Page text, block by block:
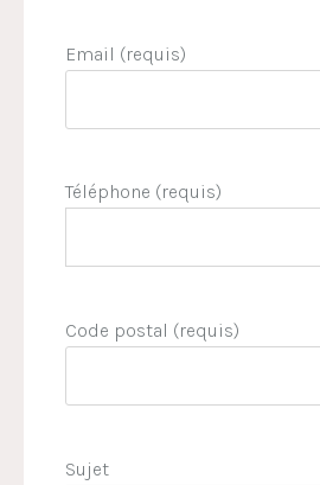
Email (requis)
Téléphone (requis)
Code postal (requis)
Sujet